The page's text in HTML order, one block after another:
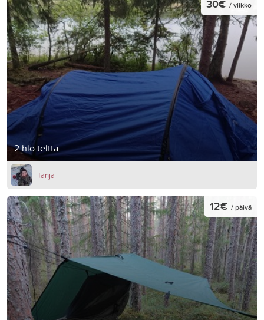
2 hlö teltta
30€ / viikko
Tanja
12€ / päivä